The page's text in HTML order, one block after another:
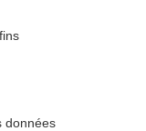
données